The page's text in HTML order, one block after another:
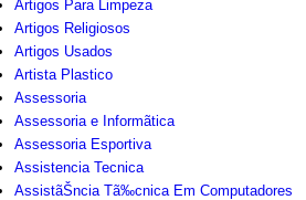
Artigos Para Limpeza
Artigos Religiosos
Artigos Usados
Artista Plastico
Assessoria
Assessoria e Informãtica
Assessoria Esportiva
Assistencia Tecnica
AssistãŠncia Tã‰cnica Em Computadores